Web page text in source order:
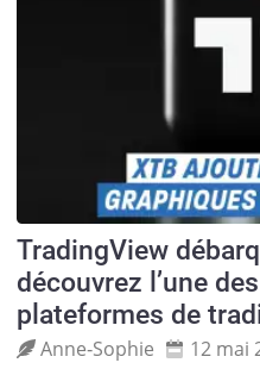
TradingView
découvrez l’une
plateformes de
Anne‑Sophie 12 mai